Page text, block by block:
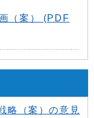
（案） (PDF
略（案）の意見